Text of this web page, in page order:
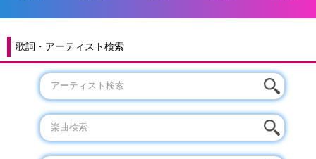
歌詞・アーティスト検索